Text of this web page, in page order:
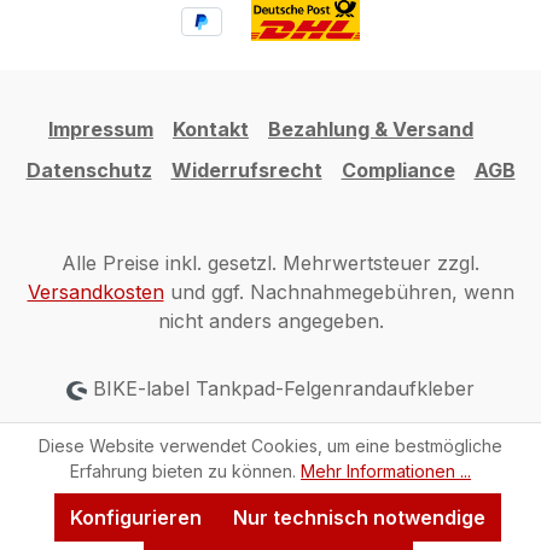
Impressum Kontakt
Bezahlung & Versand
Datenschutz
Widerrufsrecht Compliance AGB
Alle Preise inkl. gesetzl. Mehrwertsteuer zzgl.
Versandkostenund ggf. Nachnahmegebühren, wenn
nicht anders angegeben.
BIKE-label Tankpad-Felgenrandaufkleber
Diese Website verwendet Cookies, um eine bestmögliche
Erfahrung bieten zu können. Mehr Informationen ...
Nur technisch notwendige
Konfigurieren